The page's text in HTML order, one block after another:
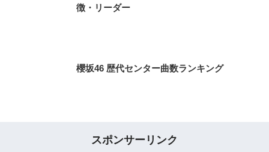
徴・リーダー
櫻坂46 歴代センター曲数ランキング
スポンサーリンク